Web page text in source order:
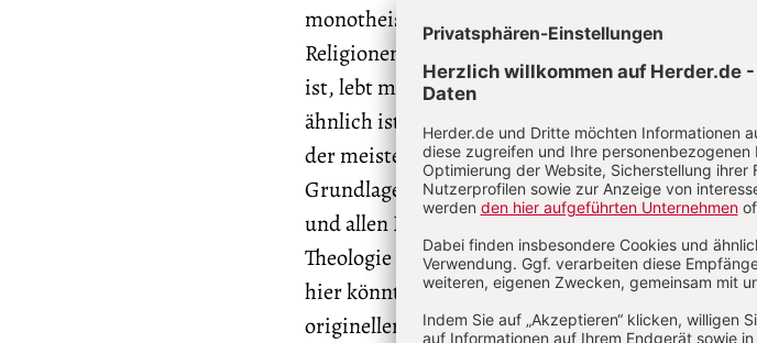
monotheistischen Religionen zueinander viel
Religionen oder als diese untereinander – aber
ist, lebt mit diesem leichter in Toleranz,
ähnlich ist, um jedes Promille streitet. Im
der meisten anderen Religionen sieht der
Grundlage auch aller modernen atheistischen
und allen Fortschritts. Immer wieder singt
Theologie kann eigentlich nur Dichtung sein.
hier könnte man eine Brücke zu Ignatius von
origineller Einsichten beschenkt uns Kermani